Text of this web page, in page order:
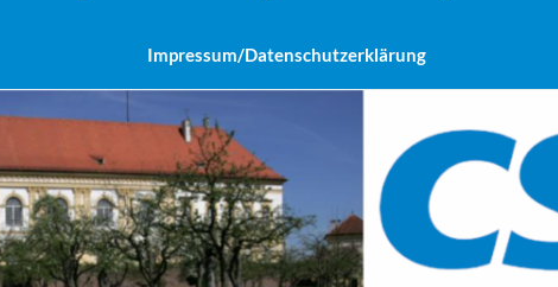
Impressum/Datenschutzerklärung